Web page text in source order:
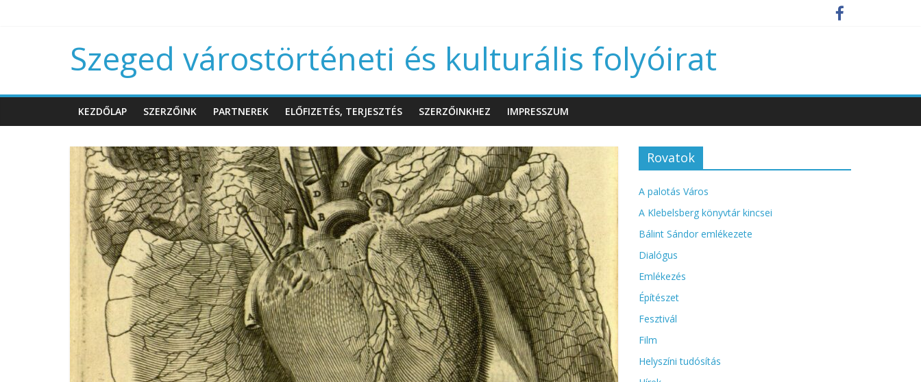
Szeged várostörténeti és kulturális folyóirat
KEZDŐLAP SZERZŐINK PARTNEREK ELŐFIZETÉS, TERJESZTÉS SZERZŐINKHEZ IMPRESSZUM
Rovatok
A palotás Város
A Klebelsberg könyvtár kincsei
Bálint Sándor emlékezete
Dialógus
Emlékezés
Építészet
Fesztivál
Film
Helyszíni tudósítás